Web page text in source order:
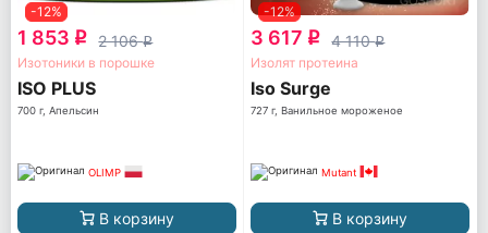
-12%
1 853 q 2 106q
Изотоники в порошке
ISO PLUS
700 г, Апельсин
OLIMP
В корзину
-12%
3 617 q 4 110q
Изолят протеина
Iso Surge
727 г, Ванильное мороженое
Mutant
В корзину